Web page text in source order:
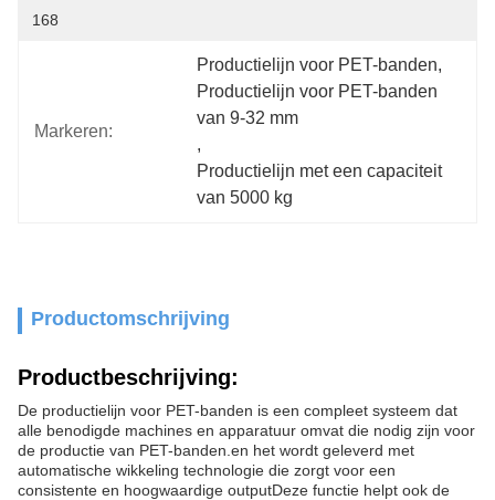
168
Markeren:
Productielijn voor PET-banden,
Productielijn voor PET-banden
van 9-32 mm
,
Productielijn met een capaciteit
van 5000 kg
Productomschrijving
Productbeschrijving:
De productielijn voor PET-banden is een compleet systeem dat
alle benodigde machines en apparatuur omvat die nodig zijn voor
de productie van PET-banden.en het wordt geleverd met
automatische wikkeling technologie die zorgt voor een
consistente en hoogwaardige outputDeze functie helpt ook de